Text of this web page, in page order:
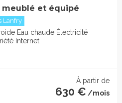
meublé et équipé
Lanfry
Eau chaude Électricité
Internet
À partir de
630 € /mois